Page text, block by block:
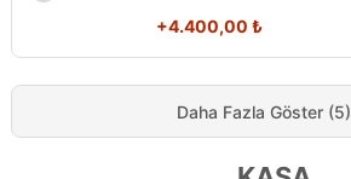
+4.400,00 ₺
Daha Fazla Göster (5)